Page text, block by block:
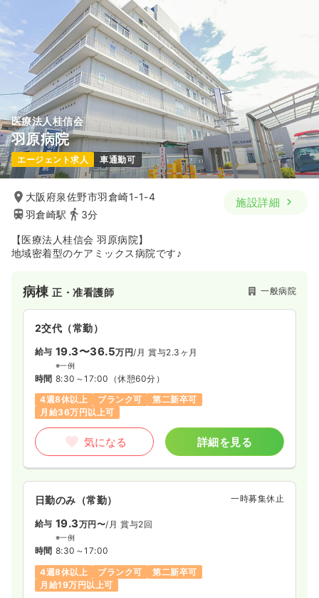
医療法人桂信会
羽原病院
エージェント求人 車通勤可
大阪府泉佐野市羽倉崎1-1-4
羽倉崎駅
3分
施設詳細
【医療法人桂信会 羽原病院】
地域密着型のケアミックス病院です♪
病棟正・准看護師 一般病院
2交代（常勤）
給与 19.3〜36.5万円/月 賞与2.3ヶ月
※一例
時間 8:30～17:00 （休憩60分）
4週8休以上
ブランク可
第二新卒可
月給36万円以上可
気になる 詳細を見る
日勤のみ（常勤） 一時募集休止
給与 19.3万円〜/月 賞与2回
※一例
時間 8:30～17:00
4週8休以上
ブランク可
第二新卒可
月給19万円以上可